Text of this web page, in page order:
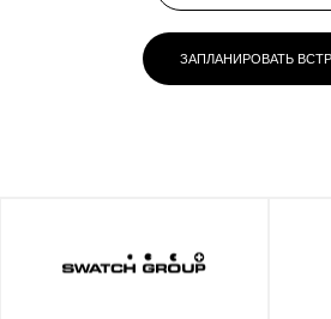
ЗАПЛАНИРОВАТЬ